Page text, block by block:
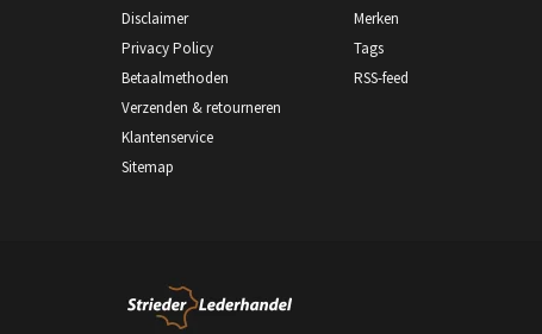
Disclaimer
Privacy Policy
Betaalmethoden
Verzenden & retourneren
Klantenservice
Sitemap
Merken
Tags
RSS-feed